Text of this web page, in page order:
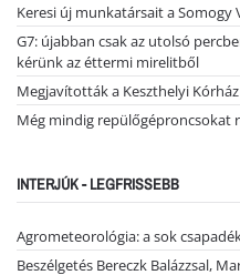
Keresi új munkatársait a
G7: újabban csak az utolsó
kérünk az éttermi mirelitből
Megjavították a Keszthelyi
Még mindig repülőgéproncsokat
INTERJÚK - LEGFRISSEBB
Agrometeorológia: a sok
Beszélgetés Bereczk Balázzsal,